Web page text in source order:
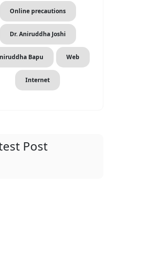
Online precautions
Dr. Aniruddha Joshi
Bapu Web
Internet
Post